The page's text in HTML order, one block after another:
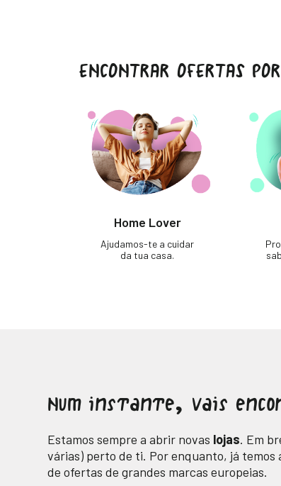
ENCONTRAR OFERTAS
Home Lover
Ajudamos-te a cuidar
da tua casa.
Num instante, vais
Estamos sempre a abrir novas lojas. Em
várias) perto de ti. Por enquanto, já temos
de ofertas de grandes marcas europeias.